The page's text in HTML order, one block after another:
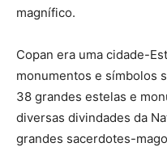
magnífico.
Copan era uma cidade-
monumentos e símbolos
38 grandes estelas e
diversas divindades da
grandes sacerdotes-